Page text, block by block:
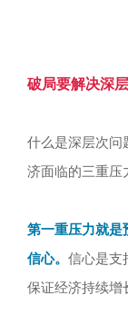
破局要解决深
什么是深层次问
济面临的三重压
第一重压力就是
信心。 信心是支
保证经济持续增